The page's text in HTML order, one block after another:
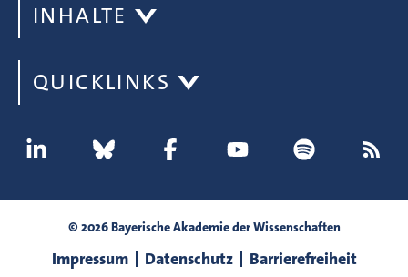
INHALTE
QUICKLINKS
© 2026 Bayerische Akademie der Wissenschaften
Impressum Datenschutz Barrierefreiheit